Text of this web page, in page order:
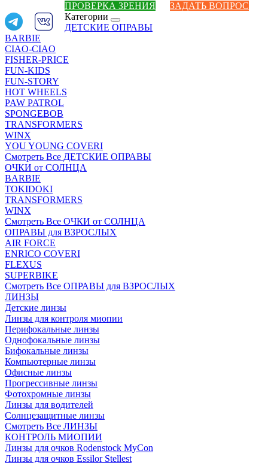
ПРОВЕРКА ЗРЕНИЯ
ЗАДАТЬ ВОПРОС
Категории
ДЕТСКИЕ ОПРАВЫ
BARBIE
CIAO-CIAO
FISHER-PRICE
FUN-KIDS
FUN-STORY
HOT WHEELS
PAW PATROL
SPONGEBOB
TRANSFORMERS
WINX
YOU YOUNG COVERI
Смотреть Все ДЕТСКИЕ ОПРАВЫ
ОЧКИ от СОЛНЦА
BARBIE
TOKIDOKI
TRANSFORMERS
WINX
Смотреть Все ОЧКИ от СОЛНЦА
ОПРАВЫ для ВЗРОСЛЫХ
AIR FORCE
ENRICO COVERI
FLEXUS
SUPERBIKE
Смотреть Все ОПРАВЫ для ВЗРОСЛЫХ
ЛИНЗЫ
Детские линзы
Линзы для контроля миопии
Перифокальные линзы
Однофокальные линзы
Бифокальные линзы
Компьютерные линзы
Офисные линзы
Прогрессивные линзы
Фотохромные линзы
Линзы для водителей
Солнцезащитные линзы
Смотреть Все ЛИНЗЫ
КОНТРОЛЬ МИОПИИ
Линзы для очков Rodenstock MyCon
Линзы для очков Essilor Stellest